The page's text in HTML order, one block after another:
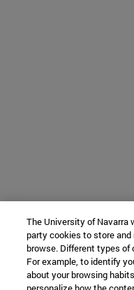
The University of Navarra
party cookies to store
browse. Different types of
For example, to identify
about your browsing